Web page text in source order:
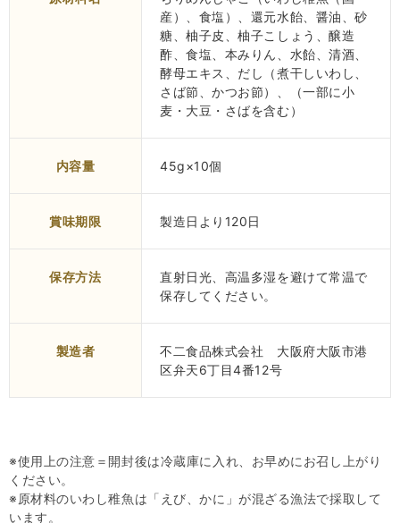
産）、食塩）、還元水飴、醤油、砂
糖、柚子皮、柚子こしょう、醸造
酢、食塩、本みりん、水飴、清酒、
酵母エキス、だし（煮干しいわし、
さば節、かつお節）、（一部に小
麦・大豆・さばを含む）
内容量 45g×10個
賞味期限 製造日より120日
保存方法
直射日光、高温多湿を避けて常温で
保存してください。
製造者
不二食品株式会社 大阪府大阪市港
区弁天6丁目4番12号
※使用上の注意＝開封後は冷蔵庫に入れ、お早めにお召し上がり
ください。
※原材料のいわし稚魚は「えび、かに」が混ざる漁法で採取して
います。